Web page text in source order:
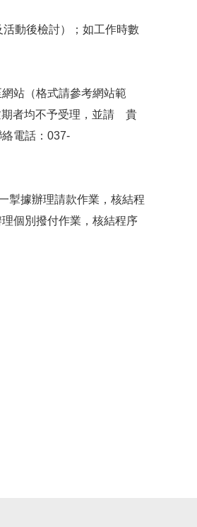
動後檢討）；如工作時數
站（格式請參考網站範
者均不予受理，並請 貴
電話： 037-
掣據辦理請款作業，核結程
個別撥付作業，核結程序